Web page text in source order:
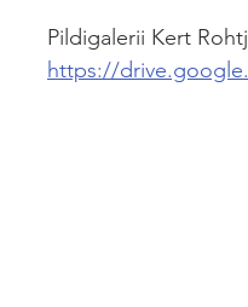
Pildigalerii Kert
https://